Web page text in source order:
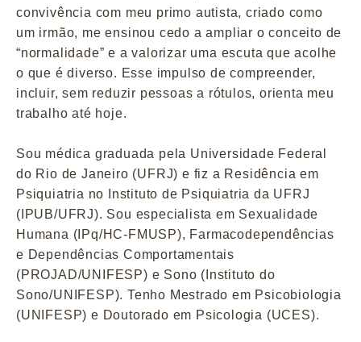
convivência com meu primo autista, criado como
um irmão, me ensinou cedo a ampliar o conceito de
“normalidade” e a valorizar uma escuta que acolhe
o que é diverso. Esse impulso de compreender,
incluir, sem reduzir pessoas a rótulos, orienta meu
trabalho até hoje.
Sou médica graduada pela Universidade Federal
do Rio de Janeiro (UFRJ) e fiz a Residência em
Psiquiatria no Instituto de Psiquiatria da UFRJ
(IPUB/UFRJ). Sou especialista em Sexualidade
Humana (IPq/HC-FMUSP), Farmacodependências
e Dependências Comportamentais
(PROJAD/UNIFESP) e Sono (Instituto do
Sono/UNIFESP). Tenho Mestrado em Psicobiologia
(UNIFESP) e Doutorado em Psicologia (UCES).